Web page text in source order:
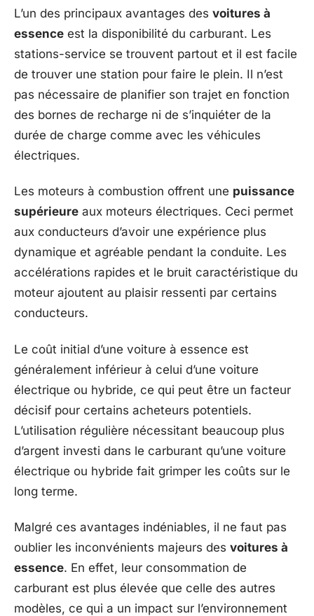
L’un des principaux avantages des voitures à
essence est la disponibilité du carburant. Les
stations-service se trouvent partout et il est facile
de trouver une station pour faire le plein. Il n’est
pas nécessaire de planifier son trajet en fonction
des bornes de recharge ni de s’inquiéter de la
durée de charge comme avec les véhicules
électriques.
Les moteurs à combustion offrent une puissance
supérieure aux moteurs électriques. Ceci permet
aux conducteurs d’avoir une expérience plus
dynamique et agréable pendant la conduite. Les
accélérations rapides et le bruit caractéristique du
moteur ajoutent au plaisir ressenti par certains
conducteurs.
Le coût initial d’une voiture à essence est
généralement inférieur à celui d’une voiture
électrique ou hybride, ce qui peut être un facteur
décisif pour certains acheteurs potentiels.
L’utilisation régulière nécessitant beaucoup plus
d’argent investi dans le carburant qu’une voiture
électrique ou hybride fait grimper les coûts sur le
long terme.
Malgré ces avantages indéniables, il ne faut pas
oublier les inconvénients majeurs des voitures à
essence. En effet, leur consommation de
carburant est plus élevée que celle des autres
modèles, ce qui a un impact sur l’environnement